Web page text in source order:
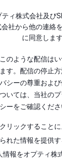
ティ株式会社及び
社から他の連絡
に同意します
のような配信は
す。配信の停止
シーの尊重およ
いては、当社の
ーをご確認くださ
リックすること
れた情報を提供
情報をオプティ株